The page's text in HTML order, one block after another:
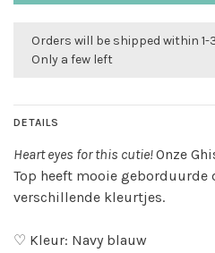
Orders will be shipped within
Only a few left
DETAILS
Heart eyes for this cutie!Onze
Top heeft mooie geborduurde
verschillende kleurtjes.
♡ Kleur: Navy blauw